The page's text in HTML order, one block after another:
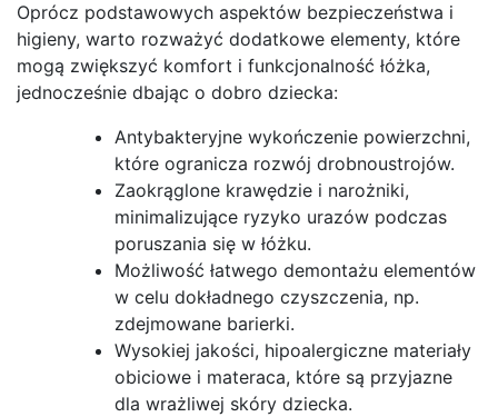
Oprócz podstawowych aspektów bezpieczeństwa i
higieny, warto rozważyć dodatkowe elementy, które
mogą zwiększyć komfort i funkcjonalność łóżka,
jednocześnie dbając o dobro dziecka:
Antybakteryjne wykończenie powierzchni,
które ogranicza rozwój drobnoustrojów.
Zaokrąglone krawędzie i narożniki,
minimalizujące ryzyko urazów podczas
poruszania się w łóżku.
Możliwość łatwego demontażu elementów
w celu dokładnego czyszczenia, np.
zdejmowane barierki.
Wysokiej jakości, hipoalergiczne materiały
obiciowe i materaca, które są przyjazne
dla wrażliwej skóry dziecka.